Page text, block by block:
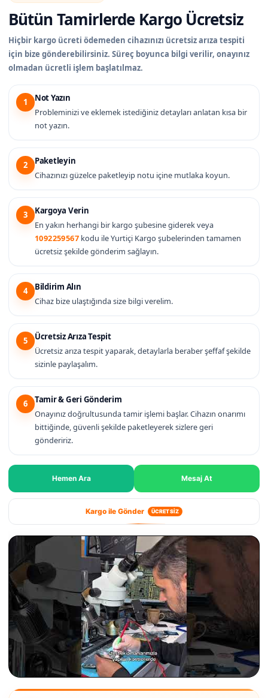
Bütün Tamirlerde Kargo Ücretsiz
Hiçbir kargo ücreti ödemeden cihazınızı ücretsiz arıza tespiti
için bize gönderebilirsiniz. Süreç boyunca bilgi verilir, onayınız
olmadan ücretli işlem başlatılmaz.
1
Not Yazın
Probleminizi ve eklemek istediğiniz detayları anlatan kısa bir
not yazın.
2
Paketleyin
Cihazınızı güzelce paketleyip notu içine mutlaka koyun.
3
Kargoya Verin
En yakın herhangi bir kargo şubesine giderek veya
1092259567 kodu ile Yurtiçi Kargo şubelerinden tamamen
ücretsiz şekilde gönderim sağlayın.
4
Bildirim Alın
Cihaz bize ulaştığında size bilgi verelim.
5
Ücretsiz Arıza Tespit
Ücretsiz arıza tespit yaparak, detaylarla beraber şeffaf şekilde
sizinle paylaşalım.
6
Tamir & Geri Gönderim
Onayınız doğrultusunda tamir işlemi başlar. Cihazın onarımı
bittiğinde, güvenli şekilde paketleyerek sizlere geri
göndeririz.
Hemen Ara Mesaj At
Kargo ile Gönder ÜCRETSİZ